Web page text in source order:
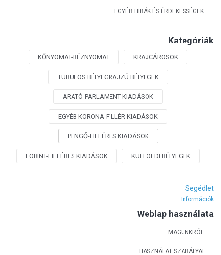
EGYÉB HIBÁK ÉS ÉRDEKESSÉGEK
Kategóriák
KŐNYOMAT-RÉZNYOMAT KRAJCÁROSOK
TURULOS BÉLYEGRAJZÚ BÉLYEGEK
ARATÓ-PARLAMENT KIADÁSOK
EGYÉB KORONA-FILLÉR KIADÁSOK
PENGŐ-FILLÉRES KIADÁSOK
FORINT-FILLÉRES KIADÁSOK KÜLFÖLDI BÉLYEGEK
Segédlet
Információk
Weblap használata
MAGUNKRÓL
HASZNÁLAT SZABÁLYAI